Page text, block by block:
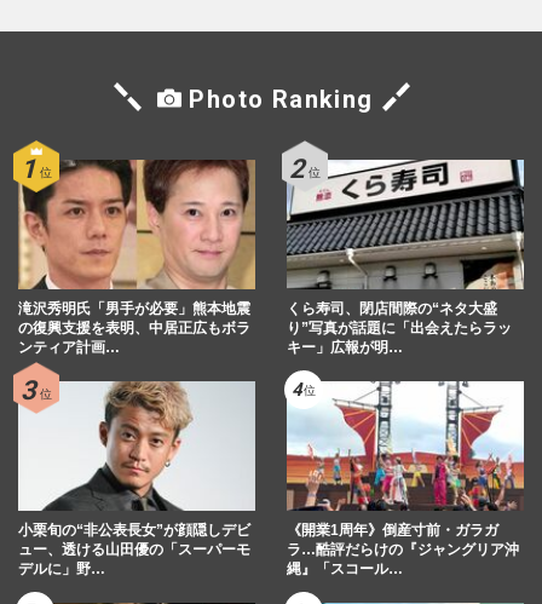
Photo Ranking
滝沢秀明氏「男手が必要」熊本地震
の復興支援を表明、中居正広もボラ
ンティア計画…
くら寿司、閉店間際の“ネタ大盛
り”写真が話題に「出会えたらラッ
キー」広報が明…
小栗旬の“非公表長女”が顔隠しデビ
ュー、透ける山田優の「スーパーモ
デルに」野…
《開業1周年》倒産寸前・ガラガ
ラ…酷評だらけの『ジャングリア沖
縄』「スコール…